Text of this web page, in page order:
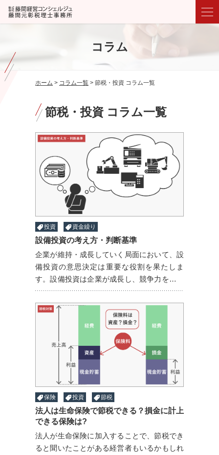
コラム
ホーム > コラム一覧 > 節税・投資 コラム一覧
節税・投資 コラム一覧
投資 資金繰り
設備投資の考え方・判断基準
企業が維持・成長していく局面において、設
備投資の意思決定は重要な役割を果たしま
す。設備投資は企業が成長し、競争力を維持
するために欠かせない重要な要素です。しか
し、適切な判断基準なしに投資を行うと、経
済的なリスクが高まりま ...
保険 投資 節税
法人は生命保険で節税できる？損金に計上
できる保険は?
法人が生命保険に加入することで、節税でき
ると聞いたことがある経営者もいるかもしれ